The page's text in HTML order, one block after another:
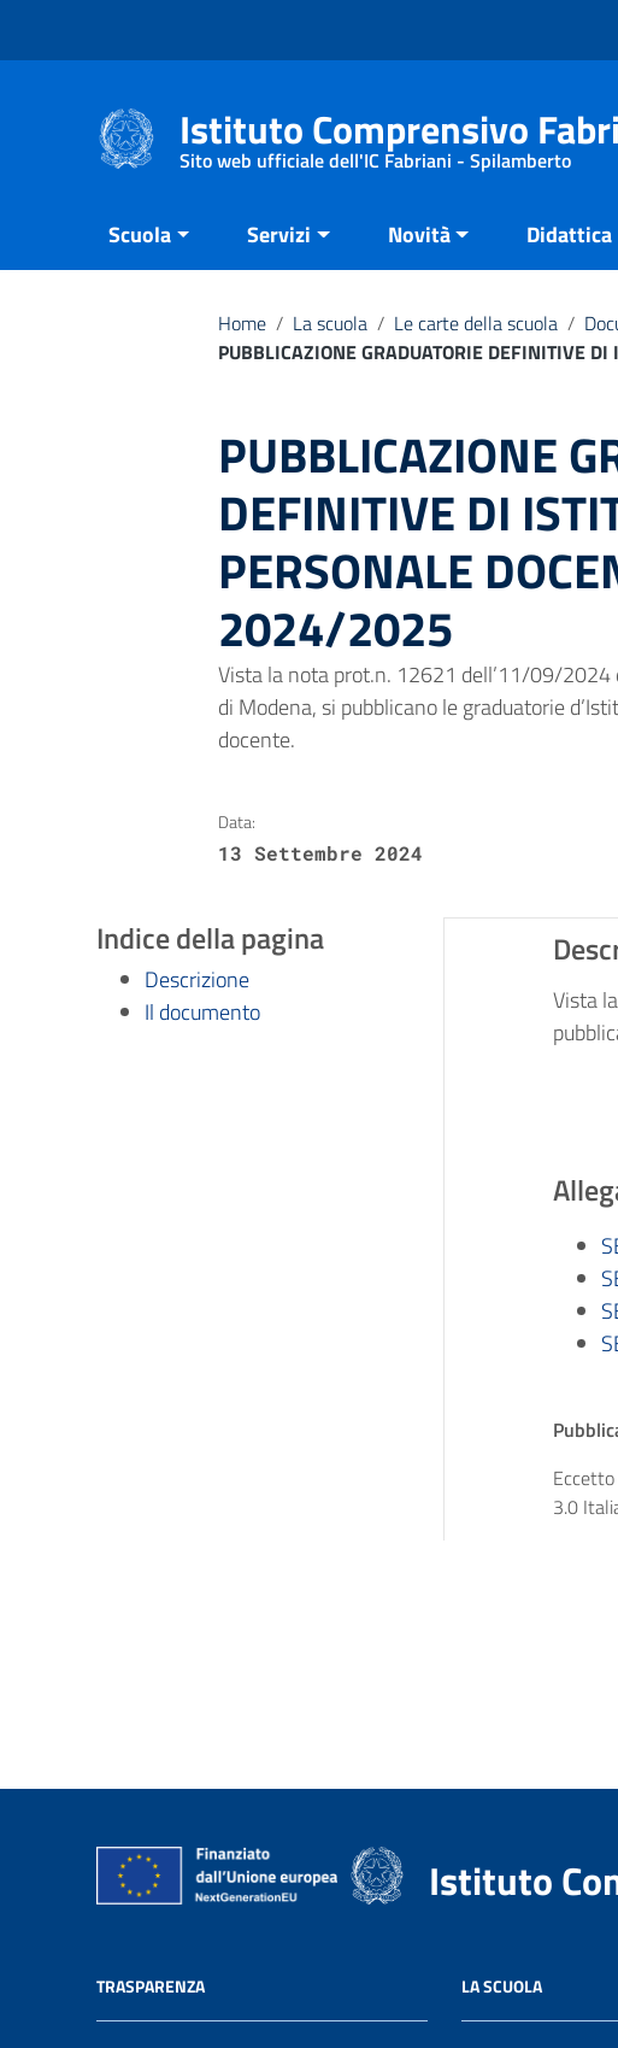
Istituto Comprensivo
Sito web ufficiale dell'IC Fabriani - Spilamberto
Scuola Servizi Novità Didattica
Home / La scuola / Le carte della scuola /
PUBBLICAZIONE GRADUATORIE DEFINITIVE
PUBBLICAZIONE
DEFINITIVE DI
PERSONALE
2024/2025
Vista la nota prot.n. 12621 dell’11/09/2024
di Modena, si pubblicano le graduatorie
docente.
Data:
13 Settembre 2024
Indice della pagina
Descrizione
Il documento
Vista
3.0
Istituto
TRASPARENZA LA SCUOLA